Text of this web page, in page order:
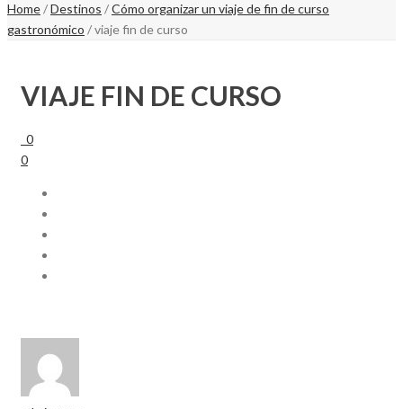
Home/Destinos /Cómo organizar un viaje de fin de curso
gastronómico / viaje fin de curso
VIAJE FIN DE CURSO
0
0